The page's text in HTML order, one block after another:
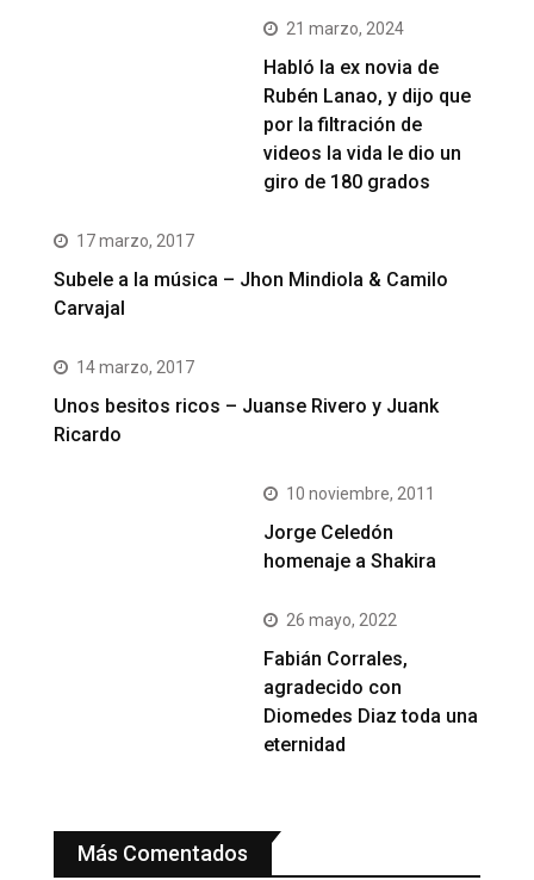
21 marzo, 2024
Habló la ex novia de
Rubén Lanao, y dijo que
por la filtración de
videos la vida le dio un
giro de 180 grados
17 marzo, 2017
Subele a la música – Jhon Mindiola & Camilo
Carvajal
14 marzo, 2017
Unos besitos ricos – Juanse Rivero y Juank
Ricardo
10 noviembre, 2011
Jorge Celedón
homenaje a Shakira
26 mayo, 2022
Fabián Corrales,
agradecido con
Diomedes Diaz toda una
eternidad
Más Comentados